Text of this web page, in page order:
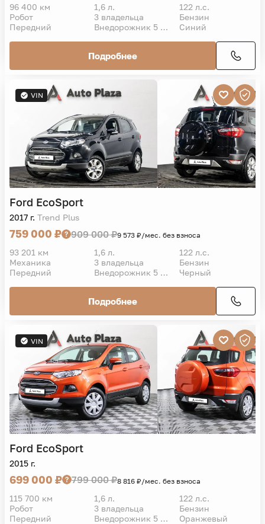
96 400 км 1,6 л.
122 л.с.
Робот
3 владельца
Бензин
Передний
Внедорожник 5 дв. Синий
Подробнее
VIN
Ford EcoSport
2017 г. Trend Plus
759 000 ₽ 909 000 ₽9 573 ₽/мес. без взноса
93 201 км 1,6 л.
122 л.с.
Механика
3 владельца
Бензин
Передний
Внедорожник 5 дв. Черный
Подробнее
VIN
Ford EcoSport
2015 г.
699 000 ₽ 799 000 ₽8 816 ₽/мес. без взноса
115 700 км 1,6 л.
122 л.с.
Робот
3 владельца
Бензин
Передний
Внедорожник 5 дв. Оранжевый